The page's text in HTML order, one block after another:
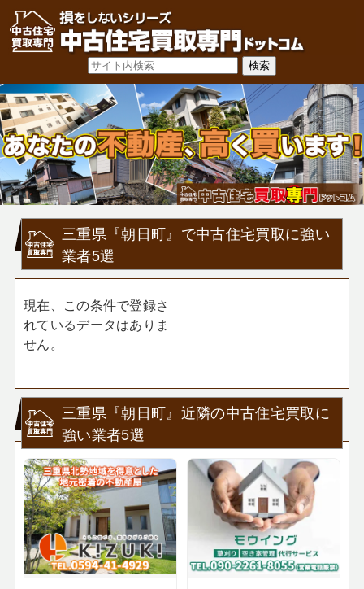
三重県『朝日町』で中古住宅買取に強い
業者5選
現在、この条件で登録さ
れているデータはありま
せん。
三重県『朝日町』近隣の中古住宅買取に
強い業者5選